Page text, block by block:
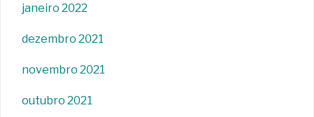
janeiro 2022
dezembro 2021
novembro 2021
outubro 2021